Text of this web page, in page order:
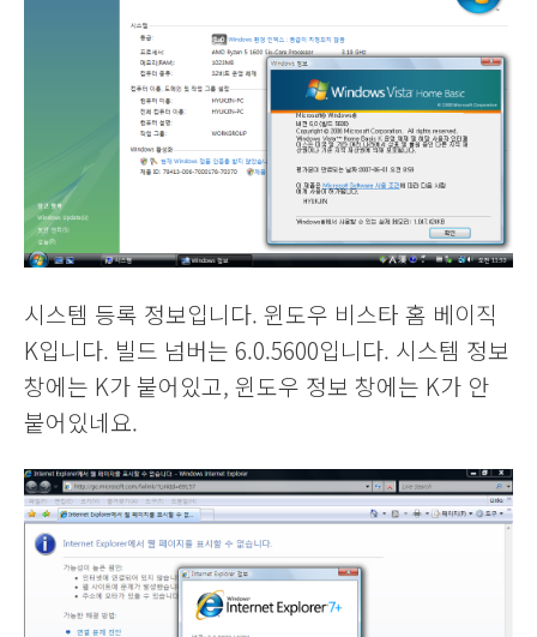
시스템 등록 정보입니다. 윈도우 비스타 홈 베이직
K입니다. 빌드 넘버는 6.0.5600입니다. 시스템 정보
창에는 K가 붙어있고, 윈도우 정보 창에는 K가 안
붙어있네요.